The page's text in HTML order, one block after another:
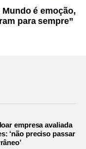
é emoção,
para sempre”
empresa avaliada
‘não preciso passar